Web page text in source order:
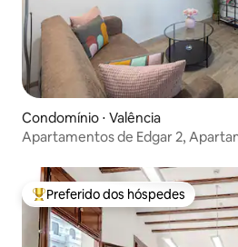
Condomínio ⋅ Valência
Apartamentos de Edgar 2,
Entre os melhores preferidos dos
Preferido dos hóspedes